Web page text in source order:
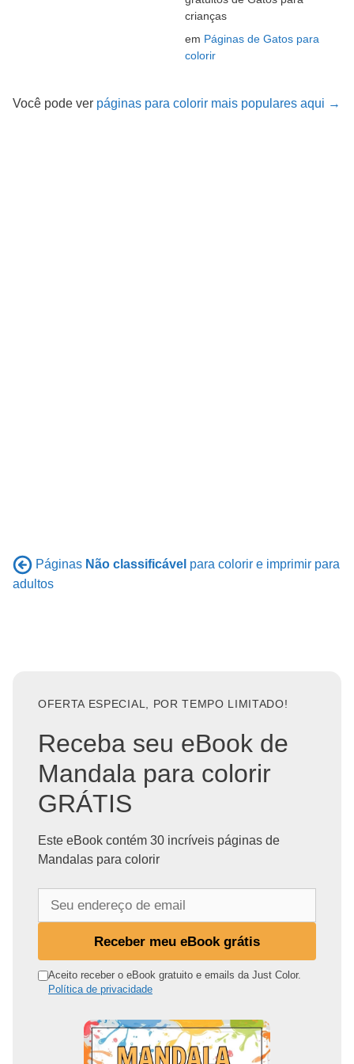
crianças
em Páginas de Gatos para
colorir
Você pode ver páginas para colorir mais populares aqui →
Páginas Não classificável para colorir e imprimir para
adultos
OFERTA ESPECIAL, POR TEMPO LIMITADO!
Receba seu eBook de
Mandala para colorir
GRÁTIS
Este eBook contém 30 incríveis páginas de
Mandalas para colorir
n
Receber meu eBook grátis
Aceito receber o eBook gratuito e emails da Just Color.
Política de privacidade